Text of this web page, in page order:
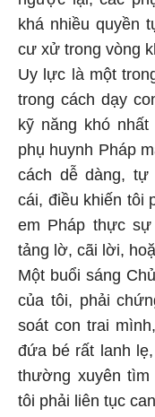
khá nhiều quyền
cư xử trong vòng
Uy lực là một
trong cách dạy
kỹ năng khó
phụ huynh Pháp
cách dễ dàng,
cái, điều khiến tôi
em Pháp thực
tảng lờ, cãi lời,
Một buổi sáng
của tôi, phải
soát con trai
đứa bé rất lanh
thường xuyên tìm
tôi phải liên tục